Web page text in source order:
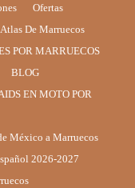
Ofertas
De Marruecos
POR MARRUECOS
BLOG
EN MOTO POR
México a Marruecos
2026-2027